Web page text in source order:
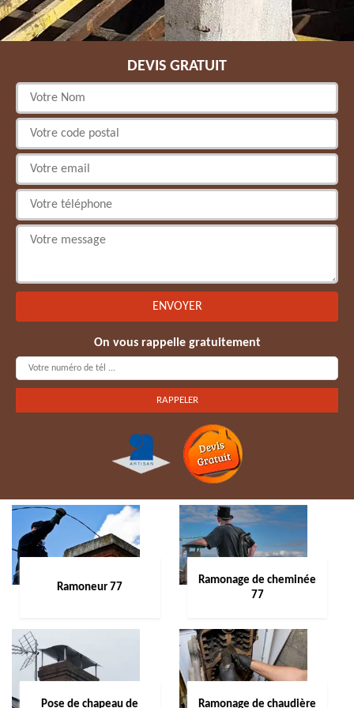
DEVIS GRATUIT
On vous rappelle gratuitement
Ramoneur 77
Ramonage de cheminée
77
Pose de chapeau de Ramonage de chaudière